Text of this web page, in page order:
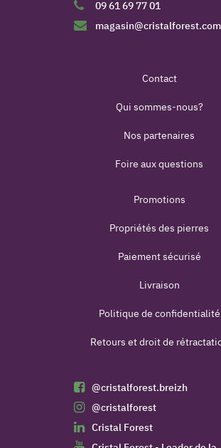
09 61 69 77 01
magasin@cristalforest.com
Contact
Qui sommes-nous?
Nos partenaires
Foire aux questions
Promotions
Propriétés des pierres
Paiement sécurisé
Livraison
Politique de confidentialité
Retours et droit de
@cristalforest.breizh
@cristalforest
Cristal Forest